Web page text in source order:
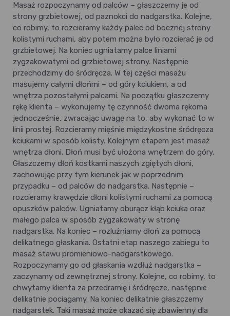
Masaż rozpoczynamy od palców – głaszczemy je od
strony grzbietowej, od paznokci do nadgarstka. Kolejne,
co robimy, to rozcieramy każdy palec od bocznej strony
kolistymi ruchami, aby potem można było rozcierać je od
grzbietowej. Na koniec ugniatamy palce liniami
zygzakowatymi od grzbietowej strony. Następnie
przechodzimy do śródręcza. W tej części masażu
masujemy całymi dłońmi – od góry kciukiem, a od
wnętrza pozostałymi palcami. Na początku głaszczemy
rękę klienta – wykonujemy tę czynność dwoma rękoma
jednocześnie, zwracając uwagę na to, aby wykonać to w
linii prostej. Rozcieramy mięśnie międzykostne śródręcza
kciukami w sposób kolisty. Kolejnym etapem jest masaż
wnętrza dłoni. Dłoń musi być ułożona wnętrzem do góry.
Głaszczemy dłoń kostkami naszych zgiętych dłoni,
zachowując przy tym kierunek jak w poprzednim
przypadku – od palców do nadgarstka. Następnie –
rozcieramy krawędzie dłoni kolistymi ruchami za pomocą
opuszków palców. Ugniatamy oburącz kłąb kciuka oraz
małego palca w sposób zygzakowaty w stronę
nadgarstka. Na koniec – rozluźniamy dłoń za pomocą
delikatnego głaskania. Ostatni etap naszego zabiegu to
masaż stawu promieniowo-nadgarstkowego.
Rozpoczynamy go od głaskania wzdłuż nadgarstka –
zaczynamy od zewnętrznej strony. Kolejne, co robimy, to
chwytamy klienta za przedramię i śródręcze, następnie
delikatnie pociągamy. Na koniec delikatnie głaszczemy
nadgarstek. Taki masaż może okazać się zbawienny dla